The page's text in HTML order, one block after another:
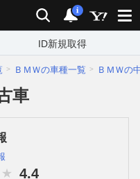
検索 通知
i
ID新規取得
ＢＭＷの車種一覧 ＢＭＷの
車
4.4